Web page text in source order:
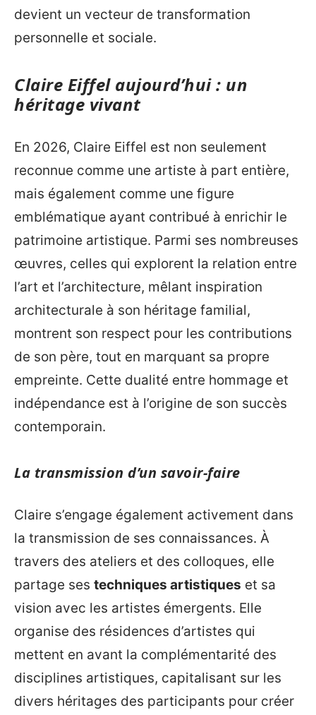
devient un vecteur de transformation
personnelle et sociale.
Claire Eiffel aujourd’hui : un
héritage vivant
En 2026, Claire Eiffel est non seulement
reconnue comme une artiste à part entière,
mais également comme une figure
emblématique ayant contribué à enrichir le
patrimoine artistique. Parmi ses nombreuses
œuvres, celles qui explorent la relation entre
l’art et l’architecture, mêlant inspiration
architecturale à son héritage familial,
montrent son respect pour les contributions
de son père, tout en marquant sa propre
empreinte. Cette dualité entre hommage et
indépendance est à l’origine de son succès
contemporain.
La transmission d’un savoir-faire
Claire s’engage également activement dans
la transmission de ses connaissances. À
travers des ateliers et des colloques, elle
partage ses techniques artistiques et sa
vision avec les artistes émergents. Elle
organise des résidences d’artistes qui
mettent en avant la complémentarité des
disciplines artistiques, capitalisant sur les
divers héritages des participants pour créer